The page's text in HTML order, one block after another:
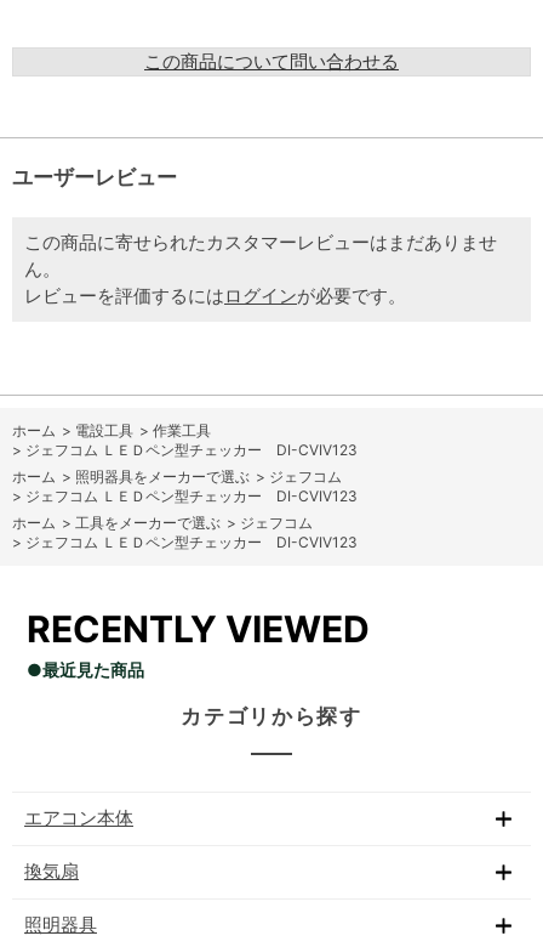
この商品について問い合わせる
ユーザーレビュー
この商品に寄せられたカスタマーレビューはまだありませ
ん。
レビューを評価するにはログインが必要です。
ホーム > 電設工具 > 作業工具
> ジェフコム ＬＥＤペン型チェッカー DI-CVIV123
ホーム > 照明器具をメーカーで選ぶ > ジェフコム
> ジェフコム ＬＥＤペン型チェッカー DI-CVIV123
ホーム > 工具をメーカーで選ぶ > ジェフコム
> ジェフコム ＬＥＤペン型チェッカー DI-CVIV123
RECENTLY VIEWED
●最近見た商品
カテゴリから探す
エアコン本体
換気扇
照明器具